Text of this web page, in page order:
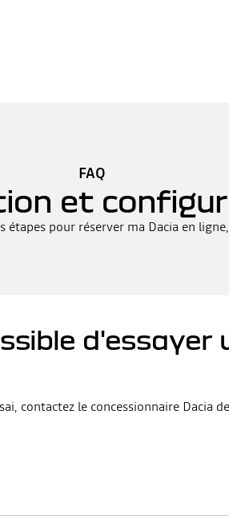
FAQ
et
étapes pour réserver ma Dacia en
d'essayer
contactez le concessionnaire Dacia